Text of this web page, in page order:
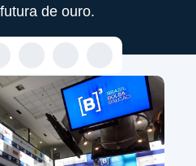
de ouro.